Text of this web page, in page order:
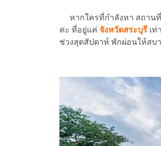
หากใครที่กำลังหา สถานที่
ค่ะ ที่อยู่แค่ จังหวัดสระบุรี เท่
ช่วงสุดสัปดาห์ พักผ่อนให้สบ